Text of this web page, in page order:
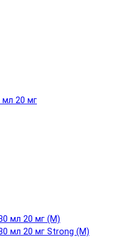
мл 20 мг
мл 20 мг (М)
мл 20 мг Strong (М)